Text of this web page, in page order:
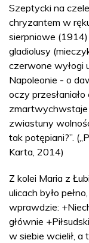
Szeptycki na
chryzantem w
sierpniowe
gladiolusy
czerwone wyłogi
Napoleonie - o
oczy
zmartwychwstaje
zwiastuny
tak potępiani?”.
Karta, 2014)
Z kolei Maria z
ulicach było
wprawdzie:
głównie
w siebie wcielił, a